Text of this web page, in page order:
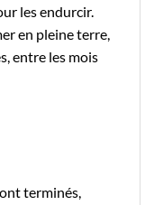
les endurcir.
en pleine terre,
entre les mois
terminés,